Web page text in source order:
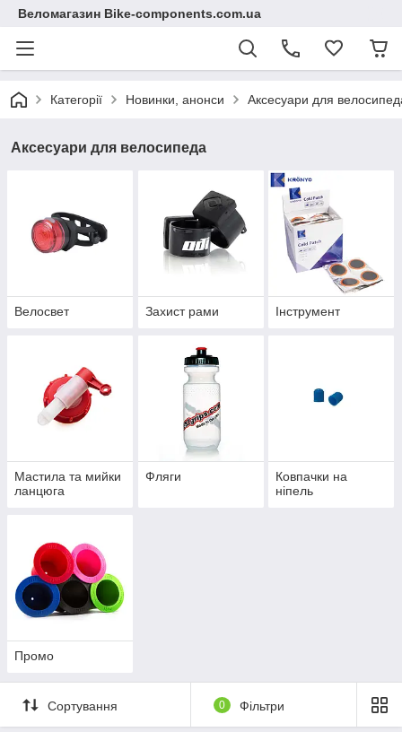
Веломагазин Bike-components.com.ua
Категорії Новинки, анонси Аксесуари для
Аксесуари для велосипеда
Велосвет Захист рами Інструмент
Мастила та мийки
ланцюга
Фляги
Ковпачки на
ніпель
Промо
Сортування 0 Фільтри